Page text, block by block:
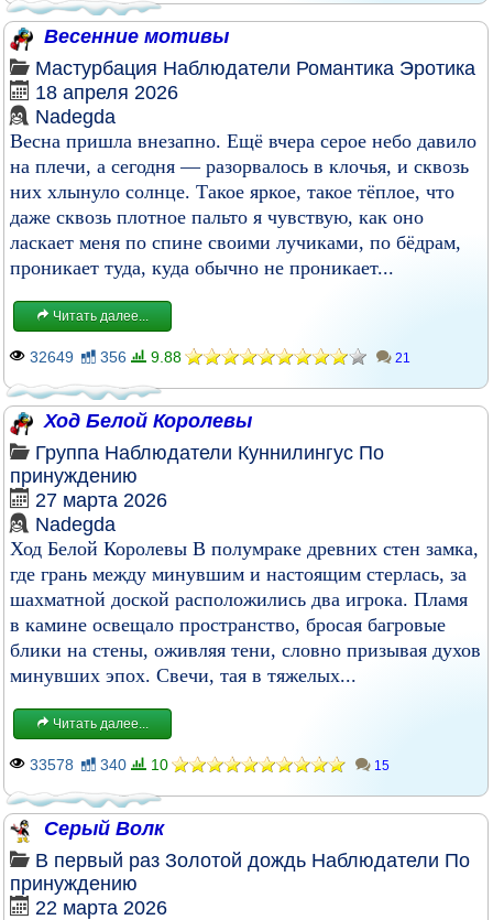
Весенние мотивы
Мастурбация Наблюдатели Романтика Эротика
18 апреля 2026
Nadegda
Весна пришла внезапно. Ещё вчера серое небо давило
на плечи, а сегодня — разорвалось в клочья, и сквозь
них хлынуло солнце. Такое яркое, такое тёплое, что
даже сквозь плотное пальто я чувствую, как оно
ласкает меня по спине своими лучиками, по бёдрам,
проникает туда, куда обычно не проникает...
Читать далее...
32649 356 9.88 21
Ход Белой Королевы
Группа Наблюдатели Куннилингус По
принуждению
27 марта 2026
Nadegda
Ход Белой Королевы В полумраке древних стен замка,
где грань между минувшим и настоящим стерлась, за
шахматной доской расположились два игрока. Пламя
в камине освещало пространство, бросая багровые
блики на стены, оживляя тени, словно призывая духов
минувших эпох. Свечи, тая в тяжелых...
Читать далее...
33578 340 10 15
Серый Волк
В первый раз Золотой дождь Наблюдатели По
принуждению
22 марта 2026